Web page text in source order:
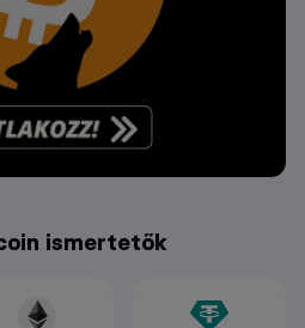
ismertetők